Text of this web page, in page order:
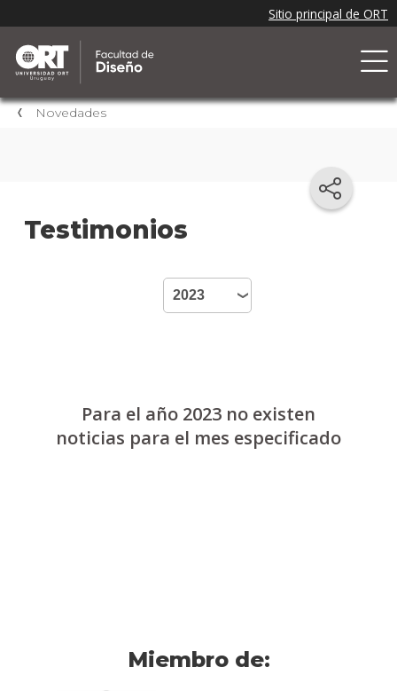
Novedades
Testimonios
Para el año 2023 no existen
noticias para el mes especificado
Miembro de: